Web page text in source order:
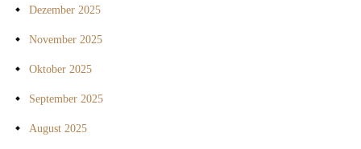
Dezember 2025
November 2025
Oktober 2025
September 2025
August 2025